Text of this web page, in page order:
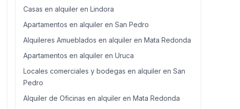
Casas en alquiler en Lindora
Apartamentos en alquiler en San Pedro
Alquileres Amueblados en alquiler en Mata Redonda
Apartamentos en alquiler en Uruca
Locales comerciales y bodegas en alquiler en San
Pedro
Alquiler de Oficinas en alquiler en Mata Redonda